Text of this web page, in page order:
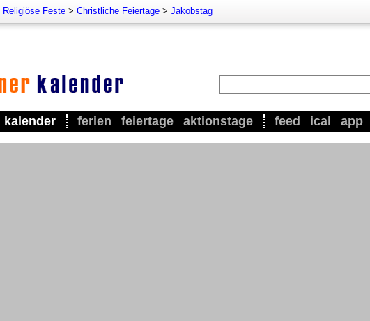
Religiöse Feste > Christliche Feiertage > Jakobstag
kalender ferien feiertage aktionstage feed ical app